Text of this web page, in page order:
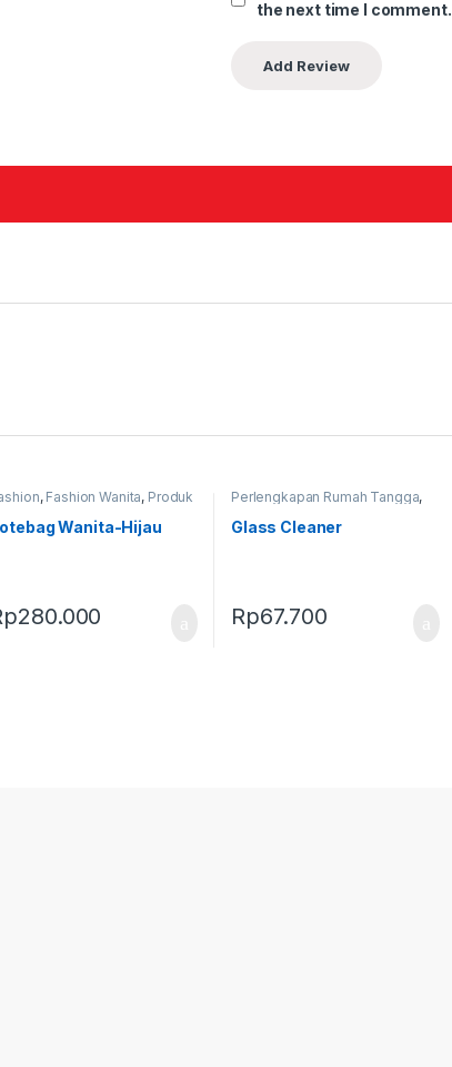
the next time I comment.
, Fashion Wanita, Produk
,
Wanita-Hijau
280.000
Perlengkapan Rumah Tangga,
Produk Terbaru
Glass Cleaner
Rp67.700